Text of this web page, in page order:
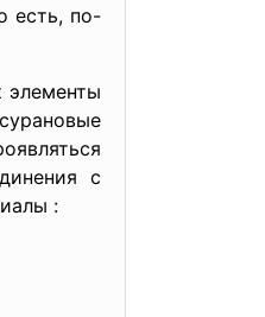
есть, по-
с
: